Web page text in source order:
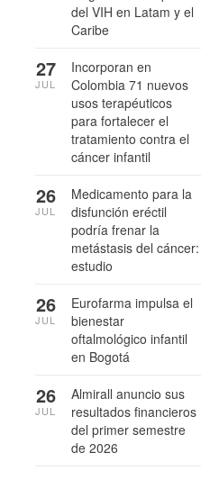
del VIH en Latam y el
Caribe
Incorporan en
Colombia 71 nuevos
usos terapéuticos
para fortalecer el
tratamiento contra el
cáncer infantil
27
JUL
Medicamento para la
disfunción eréctil
podría frenar la
metástasis del cáncer:
estudio
26
JUL
Eurofarma impulsa el
bienestar
oftalmológico infantil
en Bogotá
26
JUL
Almirall anuncio sus
resultados financieros
del primer semestre
de 2026
26
JUL